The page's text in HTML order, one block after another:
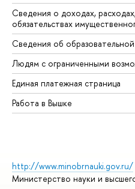
Сведения о доходах,
обязательствах
Сведения об образовательной
Людям с ограниченными
Единая платежная страница
Работа в Вышке
http://www.minobrnauki.gov.ru/
Министерство науки и